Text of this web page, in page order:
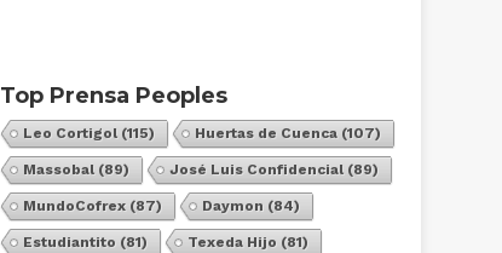
Top Prensa Peoples
Leo Cortigol (115) Huertas de Cuenca (107)
Massobal (89) José Luis Confidencial (89)
MundoCofrex (87) Daymon (84)
Estudiantito (81) Texeda Hijo (81)